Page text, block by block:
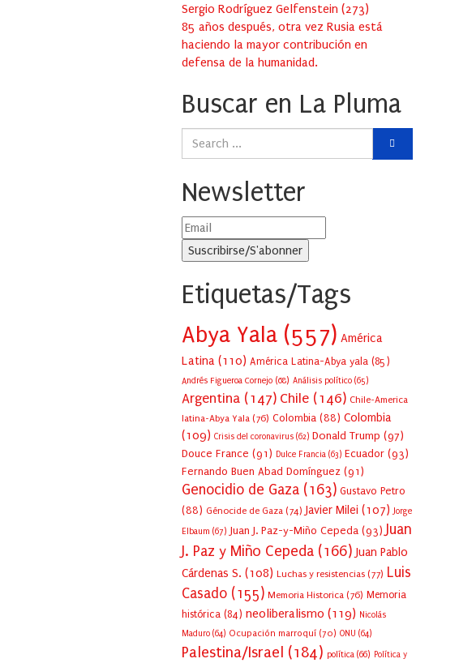
Sergio Rodríguez Gelfenstein (273)
85 años después, otra vez Rusia está
haciendo la mayor contribución en
defensa de la humanidad.
Buscar en La Pluma
Newsletter
Etiquetas/Tags
Abya Yala (557) América
Latina (110) América Latina-Abya yala (85)
Andrés Figueroa Cornejo (68) Análisis político (65)
Argentina (147) Chile (146) Chile-America
latina-Abya Yala (76) Colombia (88) Colombia
(109) Crisis del coronavirus (62) Donald Trump (97)
Douce France (91) Dulce Francia (63) Ecuador (93)
Fernando Buen Abad Domínguez (91)
Genocidio de Gaza (163) Gustavo Petro
(88) Génocide de Gaza (74) Javier Milei (107) Jorge
Elbaum (67) Juan J. Paz-y-Miño Cepeda (93) Juan
J. Paz y Miño Cepeda (166) Juan Pablo
Cárdenas S. (108) Luchas y resistencias (77) Luis
Casado (155) Memoria Historica (76) Memoria
histórica (84) neoliberalismo (119) Nicolás
Maduro (64) Ocupación marroquí (70) ONU (64)
Palestina/Israel (184) política (66) Política y